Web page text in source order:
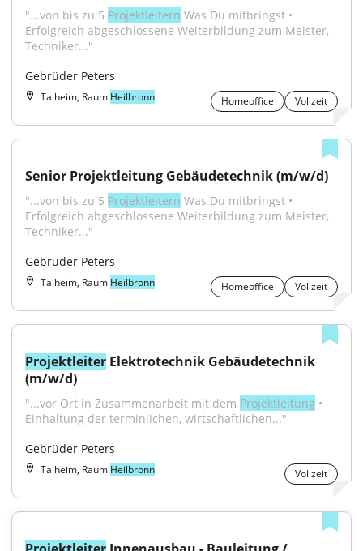
"...von bis zu 5 Projektleitern Was Du mitbringst •
Erfolgreich abgeschlossene Weiterbildung zum Meister,
Techniker..."
Gebrüder Peters
Talheim, Raum Heilbronn Homeoffice Vollzeit
Senior Projektleitung Gebäudetechnik (m/w/d)
"...von bis zu 5 Projektleitern Was Du mitbringst •
Erfolgreich abgeschlossene Weiterbildung zum Meister,
Techniker..."
Gebrüder Peters
Talheim, Raum Heilbronn Homeoffice Vollzeit
Projektleiter Elektrotechnik Gebäudetechnik
(m/w/d)
"...vor Ort in Zusammenarbeit mit dem Projektleitung •
Einhaltung der terminlichen, wirtschaftlichen..."
Gebrüder Peters
Talheim, Raum Heilbronn Vollzeit